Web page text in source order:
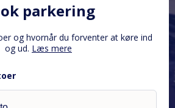
parkering
og hvornår du forventer at køre ind
og ud. Læs mere